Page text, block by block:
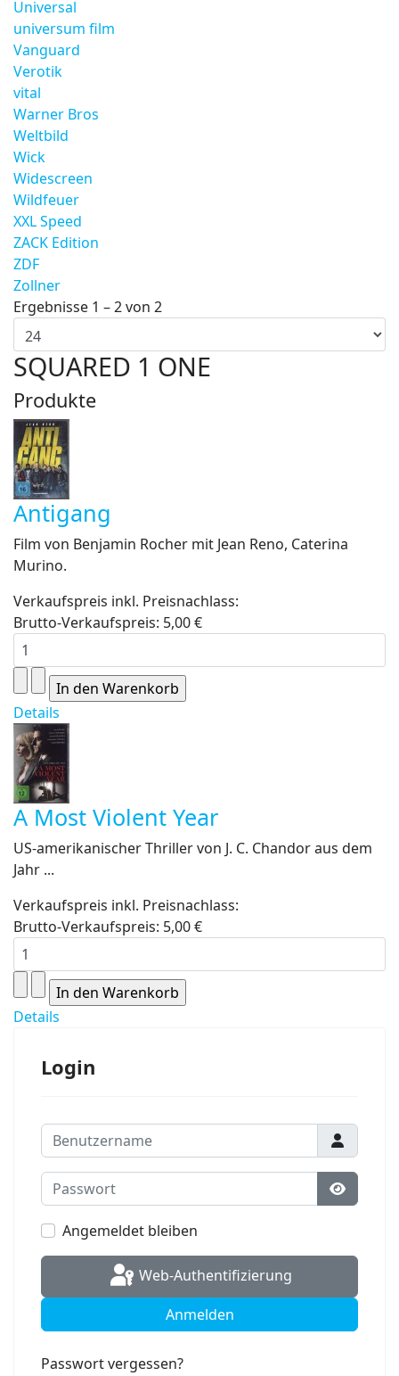
Universal
universum film
Vanguard
Verotik
vital
Warner Bros
Weltbild
Wick
Widescreen
Wildfeuer
XXL Speed
ZACK Edition
ZDF
Zollner
Ergebnisse 1 – 2 von 2
SQUARED 1 ONE
Produkte
Antigang
Film von Benjamin Rocher mit Jean Reno, Caterina
Murino.
Verkaufspreis inkl. Preisnachlass:
Brutto-Verkaufspreis: 5,00 €
Details
A Most Violent Year
US-amerikanischer Thriller von J. C. Chandor aus dem
Jahr ...
Verkaufspreis inkl. Preisnachlass:
Brutto-Verkaufspreis: 5,00 €
Details
Login
Benutzername
Passwort
Angemeldet bleiben
Web-Authentifizierung
Anmelden
Passwort vergessen?